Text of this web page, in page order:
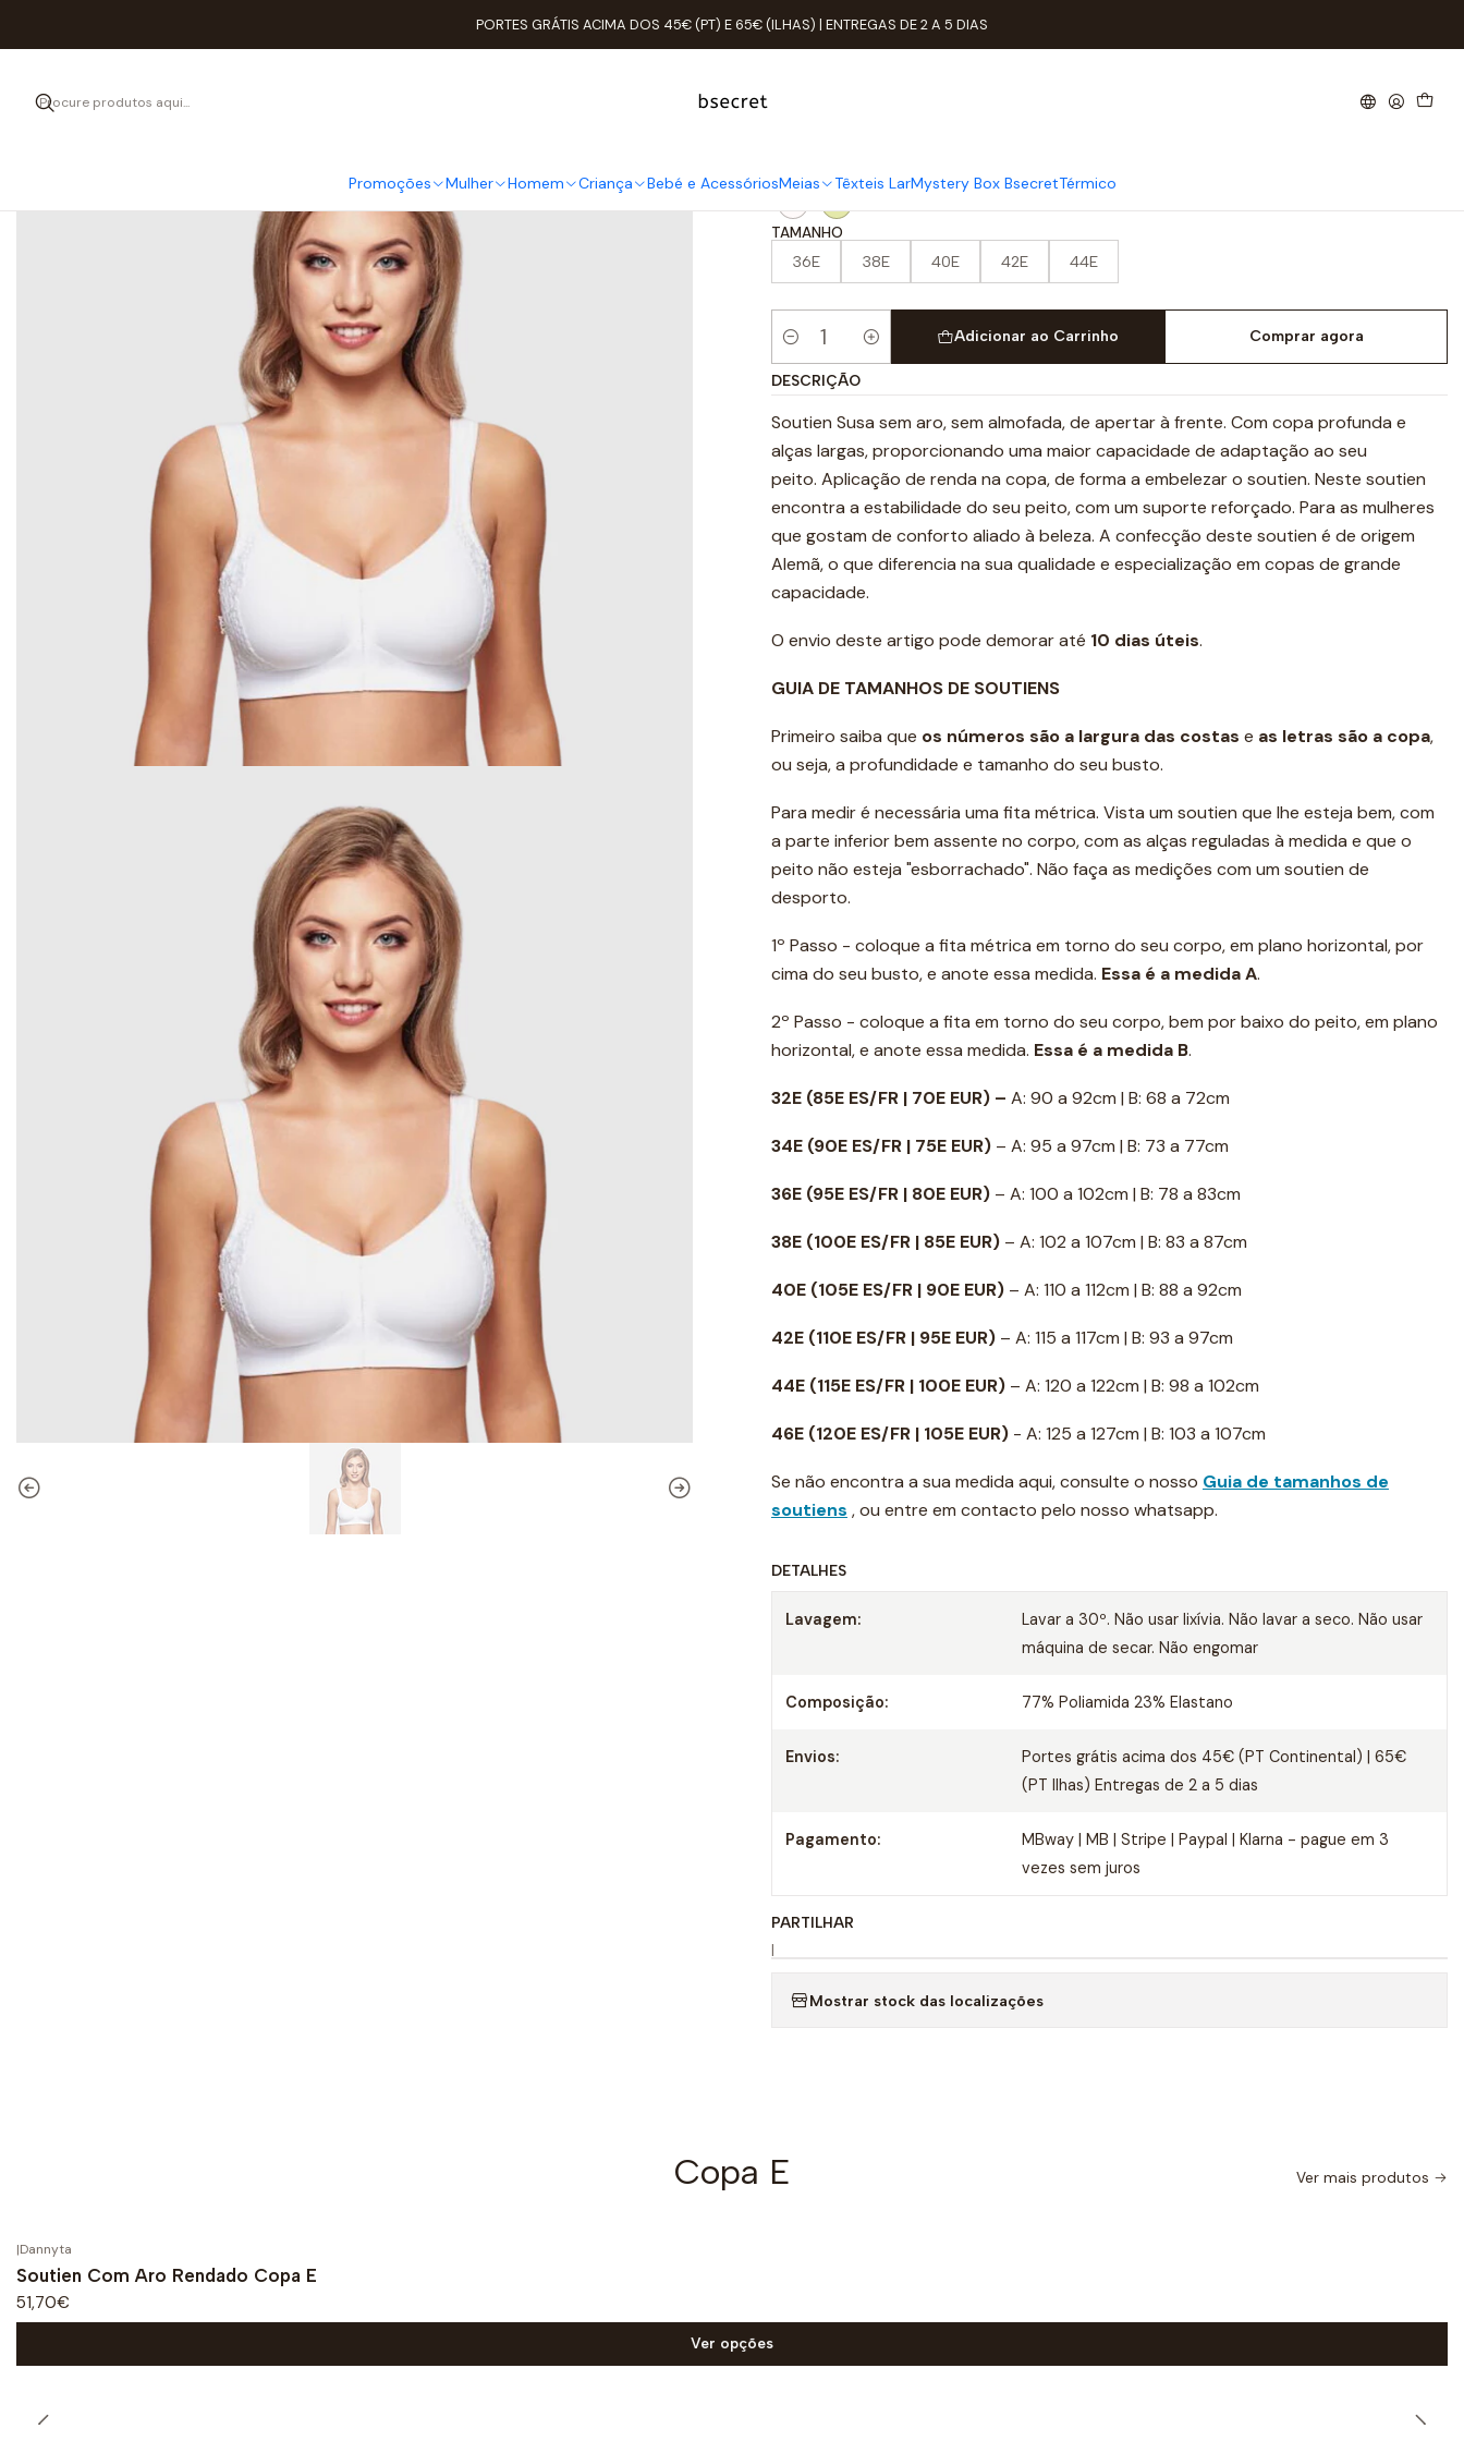
Promoções Mulher Homem Criança Bebé e AcessóriosMeias Têxteis LarMystery Box BsecretTérmico
PORTES GRÁTIS ACIMA DOS 45€ (PT) E 65€ (ILHAS) | ENTREGAS DE 2 A 5 DIAS
Mulher ROUPA ÍNTIMA Soutien Copas Copa E Soutien Apertar à Frente Copa E
COR
TAMANHO
36E 38E 40E 42E 44E
Quantidade
Adicionar ao Carrinho Comprar agora
DESCRIÇÃO
Soutien Susa sem aro, sem almofada, de apertar à frente. Com copa profunda e
alças largas, proporcionando uma maior capacidade de adaptação ao seu
peito. Aplicação de renda na copa, de forma a embelezar o soutien. Neste soutien
encontra a estabilidade do seu peito, com um suporte reforçado. Para as mulheres
que gostam de conforto aliado à beleza. A confecção deste soutien é de origem
Alemã, o que diferencia na sua qualidade e especialização em copas de grande
capacidade.
O envio deste artigo pode demorar até 10 dias úteis.
GUIA DE TAMANHOS DE SOUTIENS
Primeiro saiba que os números são a largura das costas e as letras são a copa,
ou seja, a profundidade e tamanho do seu busto.
Para medir é necessária uma fita métrica. Vista um soutien que lhe esteja bem, com
a parte inferior bem assente no corpo, com as alças reguladas à medida e que o
peito não esteja "esborrachado". Não faça as medições com um soutien de
desporto.
1º Passo - coloque a fita métrica em torno do seu corpo, em plano horizontal, por
cima do seu busto, e anote essa medida. Essa é a medida A.
2º Passo - coloque a fita em torno do seu corpo, bem por baixo do peito, em plano
horizontal, e anote essa medida. Essa é a medida B.
32E (85E ES/FR | 70E EUR) – A: 90 a 92cm | B: 68 a 72cm
34E (90E ES/FR | 75E EUR) – A: 95 a 97cm | B: 73 a 77cm
36E (95E ES/FR | 80E EUR) – A: 100 a 102cm | B: 78 a 83cm
38E (100E ES/FR | 85E EUR) – A: 102 a 107cm | B: 83 a 87cm
40E (105E ES/FR | 90E EUR) – A: 110 a 112cm | B: 88 a 92cm
42E (110E ES/FR | 95E EUR) – A: 115 a 117cm | B: 93 a 97cm
44E (115E ES/FR | 100E EUR) – A: 120 a 122cm | B: 98 a 102cm
46E (120E ES/FR | 105E EUR) - A: 125 a 127cm | B: 103 a 107cm
Se não encontra a sua medida aqui, consulte o nosso Guia de tamanhos de
soutiens , ou entre em contacto pelo nosso whatsapp.
DETALHES
Lavagem:
Lavar a 30º. Não usar lixívia. Não lavar a seco. Não usar
máquina de secar. Não engomar
Composição: 77% Poliamida 23% Elastano
Envios:
Portes grátis acima dos 45€ (PT Continental) | 65€
(PT Ilhas) Entregas de 2 a 5 dias
Pagamento:
MBway | MB | Stripe | Paypal | Klarna - pague em 3
vezes sem juros
PARTILHAR
|
Mostrar stock das localizações
Copa E Ver mais produtos
|Dannyta
Soutien Com Aro Rendado Copa E
51,70€
Ver opções